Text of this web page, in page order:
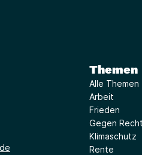
Themen
Alle Themen
Arbeit
Frieden
Gegen
Klimaschutz
Rente